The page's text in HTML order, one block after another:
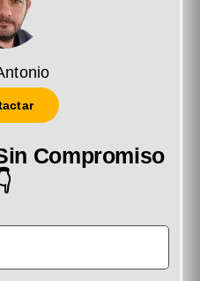
Compromiso